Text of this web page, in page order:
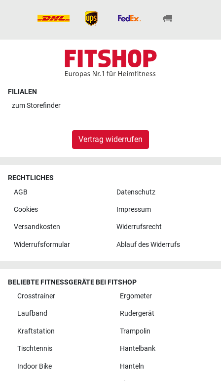
FILIALEN
zumStorefinder
Vertrag widerrufen
RECHTLICHES
AGB
Datenschutz
Cookies Impressum
Versandkosten Widerrufsrecht
Widerrufsformular Ablauf des Widerrufs
BELIEBTE FITNESSGERÄTE BEI FITSHOP
Crosstrainer
Ergometer
Laufband Rudergerät
Kraftstation Trampolin
Tischtennis Hantelbank
Indoor Bike Hanteln